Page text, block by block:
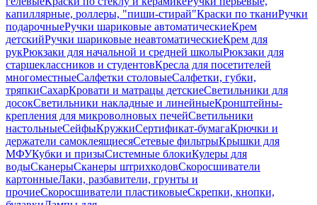
капиллярные, роллеры, "пиши-стирай"Краски по тканиРучки
подарочныеРучки шариковые автоматическиеКрем
детскийРучки шариковые неавтоматическиеКрем для
рукРюкзаки для начальной и средней школыРюкзаки для
старшеклассников и студентовКресла для посетителей
многоместныеСалфетки столовыеСалфетки, губки,
тряпкиСахарКровати и матрацы детскиеСветильники для
досокСветильники накладные и линейныеКронштейны-
крепления для микроволновых печейСветильники
настольныеСейфыКружкиСертификат-бумагаКрючки и
держатели самоклеящиесяСетевые фильтрыКрышки для
МФУКубки и призыСистемные блокиКулеры для
водыСканерыСканеры штрихкодовСкоросшиватели
картонныеЛаки, разбавители, грунты и
прочиеСкоросшиватели пластиковыеСкрепки, кнопки,